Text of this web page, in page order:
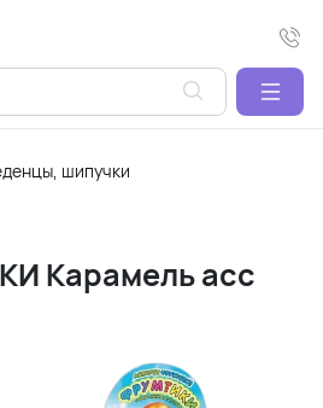
шипучки
Карамель асс